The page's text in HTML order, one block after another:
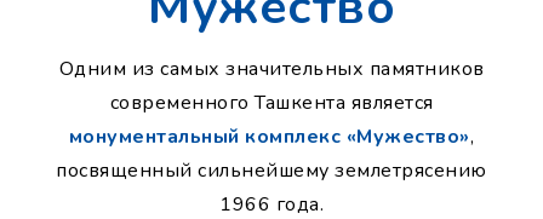
Одним из самых значительных памятников
современного Ташкента является
монументальный комплекс «Мужество»,
посвященный сильнейшему землетрясению
1966 года.